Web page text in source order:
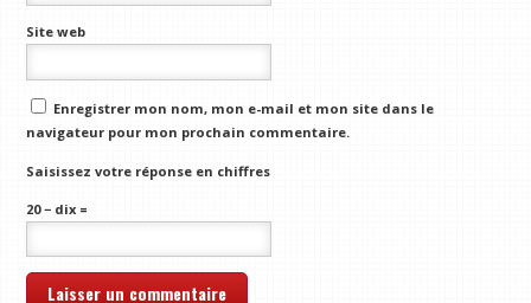
Site web
Enregistrer mon nom, mon e-mail et mon site dans le
navigateur pour mon prochain commentaire.
Saisissez votre réponse en chiffres
20 − dix =